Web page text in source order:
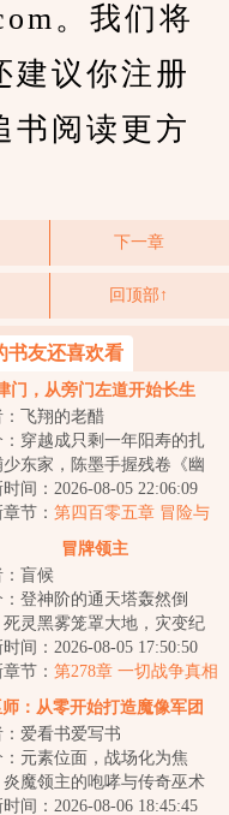
。我们将
建议你注册
书阅读更方
下一章
回顶部↑
书友还喜欢看
门，从旁门左道开始长生
：飞翔的老醋
：穿越成只剩一年阳寿的扎
少东家，陈墨手握残卷《幽
纸术》，于白事街中挣扎求
直到那夜，...
间：2026-08-05 22:06:09
节： 第四百零五章 冒险与
冒牌领主
盲候
登神阶的通天塔轰然倒
死灵黑雾笼罩大地，灾变纪
临。文明的薪火在高墙城池
燃，人们猎杀...
间：2026-08-05 17:50:50
节： 第278章 一切战争真相
：从零开始打造魔像军团
：爱看书爱写书
：元素位面，战场化为焦
炎魔领主的咆哮与传奇巫术
，将山脉破碎，令河流沸
间：2026-08-06 18:45:45